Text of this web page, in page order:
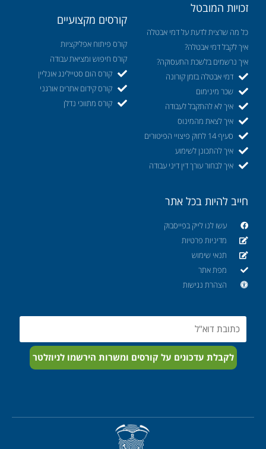
זכויות המובטל
כל מה שרצית לדעת על דמי אבטלה
איך לקבל דמי אבטלה?
איך נרשמים בלשכת התעסוקה?
דמי אבטלה בזמן קורונה
שכר מינימום
איך לא להתקבל לעבודה
איך לצאת מהמינוס
סעיף 14 לחוק פיצויי הפיטורים
איך להתכונן לשימוע
איך לבחור עורך דין דיני עבודה
קורסים מקצועיים
קורס פיתוח אפליקציות
קורס חיפוש ומציאת עבודה
קורס הום סטיילינג אונליין
קורס קידום אתרים אורגני
קורס מתווכי נדלן
חייב להיות בכל אתר
עשו לנו לייק בפייסבוק
מדיניות פרטיות
תנאי שימוש
מפת אתר
הצהרת נגישות
Email
לקבלת עדכונים על קורסים ומשרות הירשמו לניוזלטר